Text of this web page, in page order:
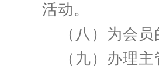
活动。
（八）为会
（九）办理